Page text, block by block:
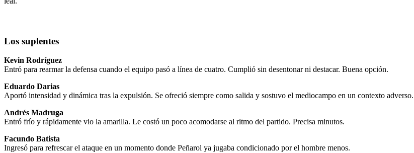
Los suplentes
Kevin Rodríguez
Entró para rearmar la defensa cuando el equipo pasó a línea de cuatro. Cumplió sin desentonar ni destacar. Buena opción.
Eduardo Darias
Aportó intensidad y dinámica tras la expulsión. Se ofreció siempre como salida y sostuvo el mediocampo en un contexto adverso.
Andrés Madruga
Entró frío y rápidamente vio la amarilla. Le costó un poco acomodarse al ritmo del partido. Precisa minutos.
Facundo Batista
Ingresó para refrescar el ataque en un momento donde Peñarol ya jugaba condicionado por el hombre menos.